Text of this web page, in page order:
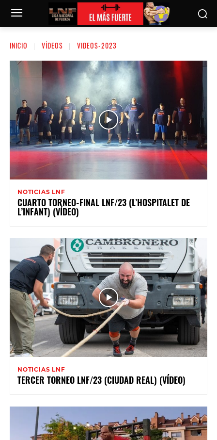
INICIO VÍDEOS VIDEOS-2023
NOTICIAS LNF
CUARTO TORNEO-FINAL LNF/23 (L’HOSPITALET DE
L’INFANT) (VÍDEO)
NOTICIAS LNF
TERCER TORNEO LNF/23 (CIUDAD REAL) (VÍDEO)